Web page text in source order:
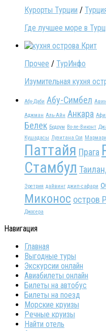
Курорты Турции /
Где лучшее море в
Прочее / ТурИнфо
Изумительная кухня
Абу-Даби Абу-Симбел
Аджман Аль-Айн Анкара
Белек Бодрум Во-ле-Виконт
Кушадасы Лузитана Сол
Паттайя Прага
Стамбул
Эретрия дайвинг джип-сафари
Миконос остров
Джосера
Навигация
Главная
Выгодные туры
Экскурсии онлайн
Авиабилеты онлайн
Билеты на автобус
Билеты на поезд
Морские круизы
Речные круизы
Найти отель